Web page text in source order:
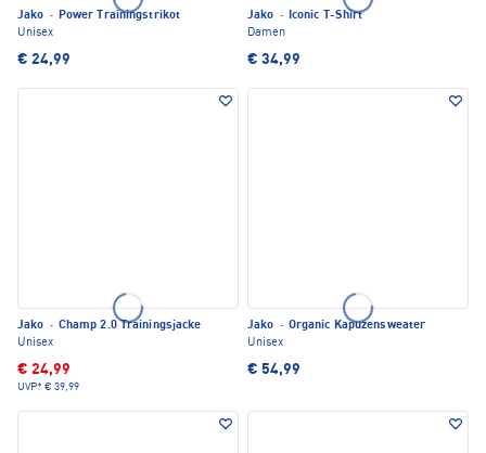
Jako · Power Trainingstrikot
Unisex
€ 24,99
Jako · Iconic T-Shirt
Damen
€ 34,99
Jako · Champ 2.0 Trainingsjacke
Unisex
€ 24,99
UVP* € 39,99
Jako · Organic Kapuzensweater
Unisex
€ 54,99